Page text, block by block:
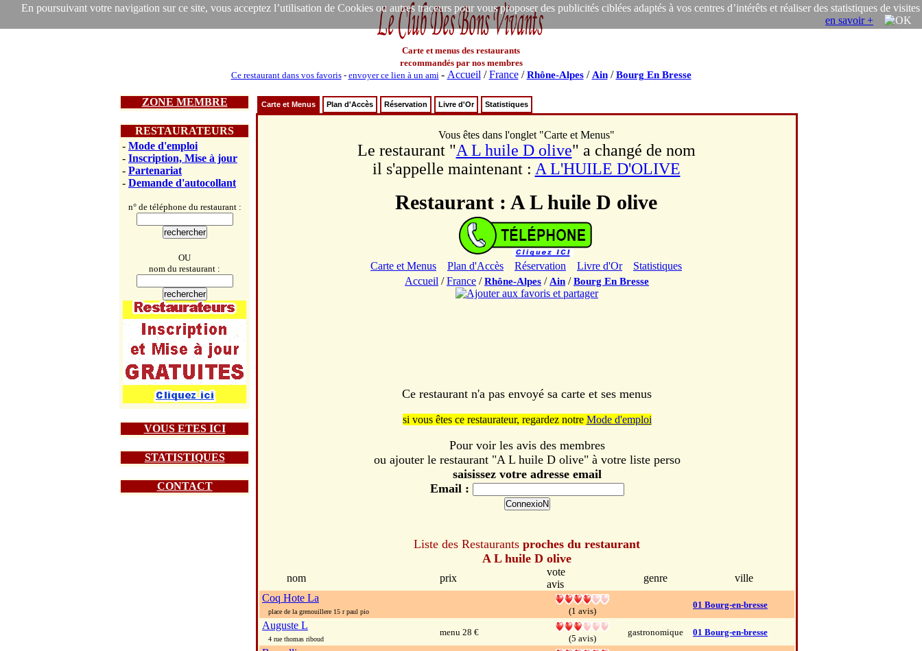
En poursuivant votre navigation sur ce site, vous acceptez l’utilisation de Cookies ou autres traceurs pour vous proposer des publicités ciblées adaptés à vos centres d’intérêts et réaliser des statistiques de visites
en savoir +
Carte et menus des restaurants
recommandés par nos membres
Ce restaurant dans vos favoris- envoyer ce lien à un ami - Accueil /France/Rhône-Alpes/ Ain/Bourg En Bresse
ZONE MEMBRE
RESTAURATEURS
- Mode d'emploi
- Inscription, Mise à jour
- Partenariat
- Demande d'autocollant
n° de téléphone du restaurant :
OU
nom du restaurant :
VOUS ETES ICI
STATISTIQUES
CONTACT
Carte et Menus Plan d'Accès Réservation Livre d'Or Statistiques
Vous êtes dans l'onglet "Carte et Menus"
Le restaurant "A L huile D olive" a changé de nom
il s'appelle maintenant : A L'HUILE D'OLIVE
Restaurant : A L huile D olive
Carte et Menus Plan d'Accès Réservation Livre d'Or
Statistiques
Accueil /France /Rhône-Alpes / Ain /Bourg En Bresse
Ce restaurant n'a pas envoyé sa carte et ses menus
si vous êtes ce restaurateur, regardez notre Mode d'emploi
Pour voir les avis des membres
ou ajouter le restaurant "A L huile D olive" à votre liste perso
saisissez votre adresse email
Email :
Liste des Restaurants proches du restaurant
A L huile D olive
nom prix
vote
avis
genre
ville
Coq Hote La
place de la grenouillere 15 r paul pio (1 avis)
01 Bourg-en-bresse
Auguste L
4 rue thomas riboud
menu 28 €
(5 avis)
gastronomique 01 Bourg-en-bresse